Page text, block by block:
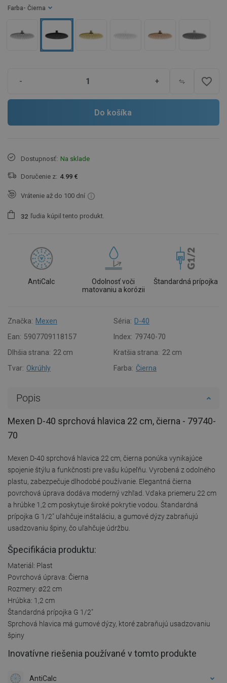
Farba - Čierna
- + favorite_border
Do košíka
Dostupnosť: Na sklade
Doručenie z: 4.99 €
Vrátenie až do 100 dní
32 ľudia kúpil tento produkt.
AntiCalc
Odolnosť voči
matovaniu a korózii
Štandardná prípojka
Značka: Mexen Séria: D-40
Ean: 5907709118157 Index: 79740-70
Dlhšia strana: 22 cm Kratšia strana: 22 cm
Tvar: Okrúhly Farba: Čierna
Popis
Mexen D-40 sprchová hlavica 22 cm, čierna - 79740-
70
Mexen D-40 sprchová hlavica 22 cm, čierna ponúka vynikajúce
spojenie štýlu a funkčnosti pre vašu kúpeľňu. Vyrobená z odolného
plastu, zabezpečuje dlhodobé používanie. Elegantná čierna
povrchová úprava dodáva moderný vzhľad. Vďaka priemeru 22 cm
a hrúbke 1,2 cm poskytuje široké pokrytie vodou. Štandardná
prípojka G 1/2" uľahčuje inštaláciu, a gumové dýzy zabraňujú
usadzovaniu špiny, čo uľahčuje údržbu.
Špecifikácia produktu:
Materiál: Plast
Povrchová úprava: Čierna
Rozmery: ø22 cm
Hrúbka: 1,2 cm
Štandardná prípojka G 1/2"
Sprchová hlavica má gumové dýzy, ktoré zabraňujú usadzovaniu
špiny
Inovatívne riešenia používané v tomto produkte
AntiCalc